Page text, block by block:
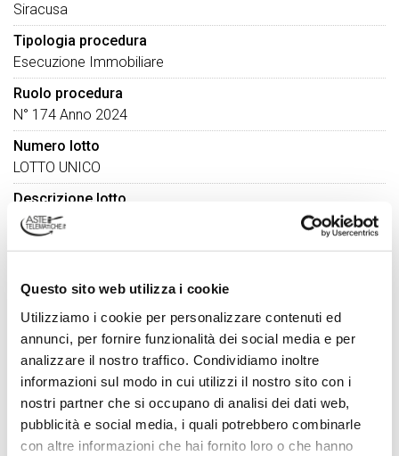
Questo sito web utilizza i cookie
Utilizziamo i cookie per personalizzare contenuti ed
annunci, per fornire funzionalità dei social media e per
analizzare il nostro traffico. Condividiamo inoltre
informazioni sul modo in cui utilizzi il nostro sito con i
nostri partner che si occupano di analisi dei dati web,
pubblicità e social media, i quali potrebbero combinarle
con altre informazioni che hai fornito loro o che hanno
Siracusa
Tipologia procedura
Esecuzione Immobiliare
Ruolo procedura
N° 174 Anno 2024
Numero lotto
LOTTO UNICO
Descrizione lotto
abitazione indipendente di tipo popolare, piano terra, primo
e secondo
Avv. Umberto Rubera
Tipo di vendita
Sincrona Mista
Termine presentazione offerte
01/09/2026 12:00:00